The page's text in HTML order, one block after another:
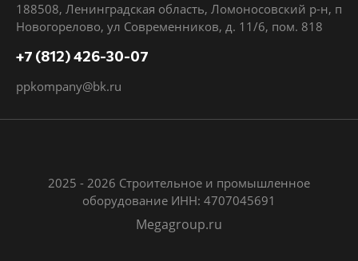
188508, Ленинградская область, Ломоносовский р-н, п
Новогорелово, ул Современников, д. 11/6, пом. 818
+7 (812) 426-30-07
ppkompany@bk.ru
2025 - 2026 Строительное и промышленное
оборудование ИНН: 4707045691
Megagroup.ru